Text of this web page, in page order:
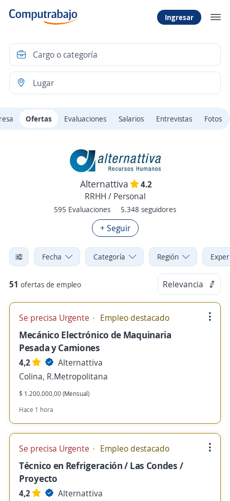
Ingresar
Ofertas Evaluaciones Salarios Entrevistas Fotos
Alternattiva
4.2
RRHH / Personal
595 Evaluaciones 5.348 seguidores
+ Seguir
Fecha Categoría Región
51 ofertas de empleo Relevancia
Se precisa Urgente Empleo destacado
Mecánico Electrónico de Maquinaria
Pesada y Camiones
4,2
Alternattiva
Colina, R.Metropolitana
$ 1.200.000,00 (Mensual)
Hace 1 hora
Se precisa Urgente Empleo destacado
Técnico en Refrigeración / Las Condes /
Proyecto
4,2
Alternattiva